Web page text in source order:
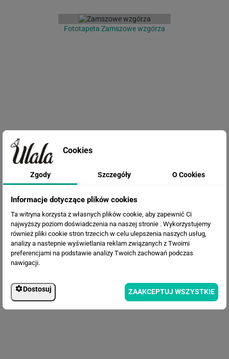
Fototapeta Zamszowe wzgórza
Fototapeta Drzewo 3D
Cookies
Zgody Szczegóły O Cookies
Informacje dotyczące plików cookies
Ta witryna korzysta z własnych plików cookie, aby zapewnić Ci
najwyższy poziom doświadczenia na naszej stronie . Wykorzystujemy
również pliki cookie stron trzecich w celu ulepszenia naszych usług,
analizy a nastepnie wyświetlania reklam związanych z Twoimi
preferencjami na podstawie analizy Twoich zachowań podczas
nawigacji.
Dostosuj ZAAKCEPTUJ WSZYSTKIE